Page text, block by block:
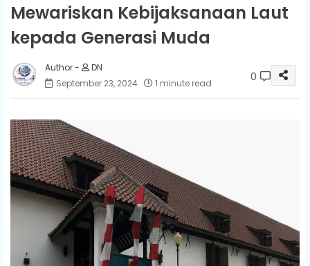
Mewariskan Kebijaksanaan Laut
kepada Generasi Muda
DN
September 23, 2024
1 minute read 0